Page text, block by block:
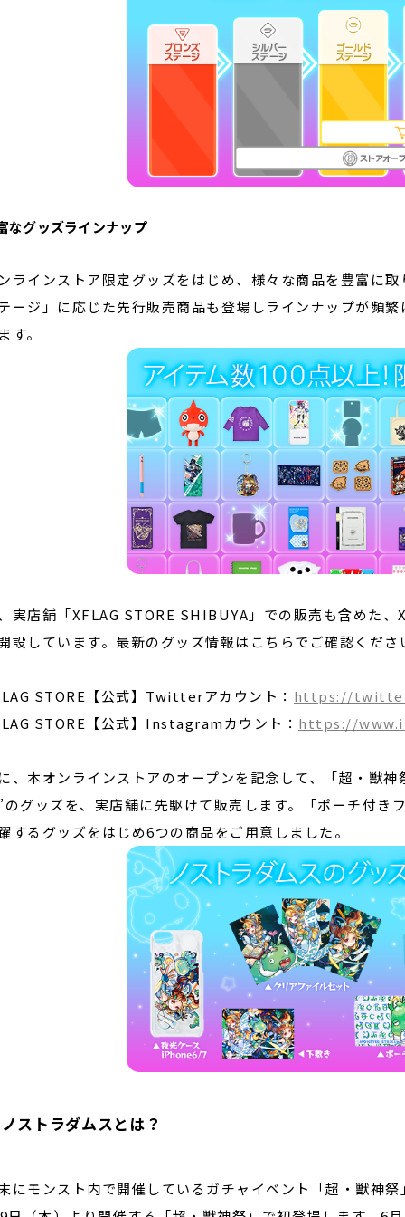
なグッズラインナップ
ラインストア限定グッズをはじめ、様々な商品を豊富に
ージ」に応じた先行販売商品も登場しラインナップが頻
す。
実店舗「XFLAG STORE SHIBUYA」での販売も含めた
設しています。最新のグッズ情報はこちらでご確認くださ
STORE【公式】Twitterアカウント： https://
STORE【公式】Instagramカウント： https://
、本オンラインストアのオープンを記念して、「超・獣
のグッズを、実店舗に先駆けて販売します。「ポーチ付き
するグッズをはじめ6つの商品をご用意しました。
ストラダムスとは？
にモンスト内で開催しているガチャイベント「超・獣神